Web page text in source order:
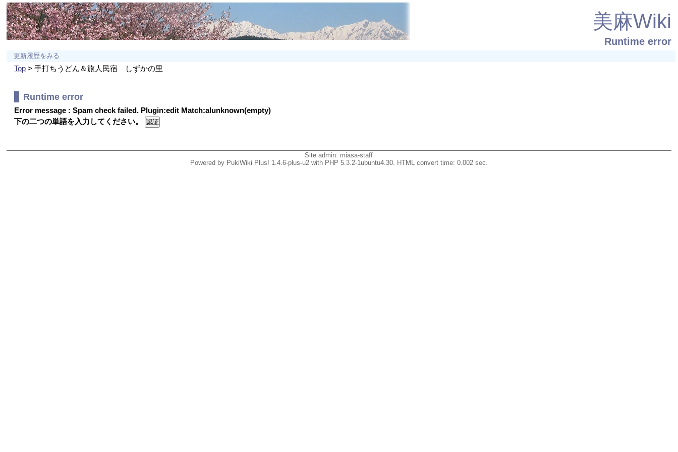
美麻Wiki
Runtime error
更新履歴をみる
Top > 手打ちうどん＆旅人民宿 しずかの里
Runtime error
Error message : Spam check failed. Plugin:edit Match:alunknown(empty)
下の二つの単語を入力してください。
Site admin: miasa-staff
Powered by PukiWiki Plus! 1.4.6-plus-u2 with PHP 5.3.2-1ubuntu4.30. HTML convert time: 0.002 sec.